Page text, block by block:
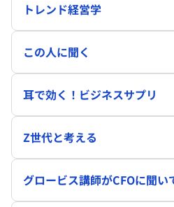
トレンド経営学
この人に聞く
耳で効く！ビジネスサプリ
Z世代と考える
グロービス講師がCFOに聞い